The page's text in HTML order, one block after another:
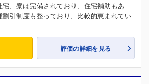
、寮は完備されており、住宅補助もあ
引制度も整っており、比較的恵まれてい
評価の詳細を見る